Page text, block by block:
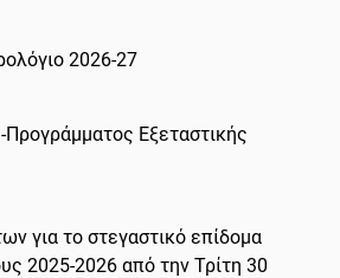
2026-27
Εξεταστικής
για το στεγαστικό επίδομα
2025-2026 από την Τρίτη 30